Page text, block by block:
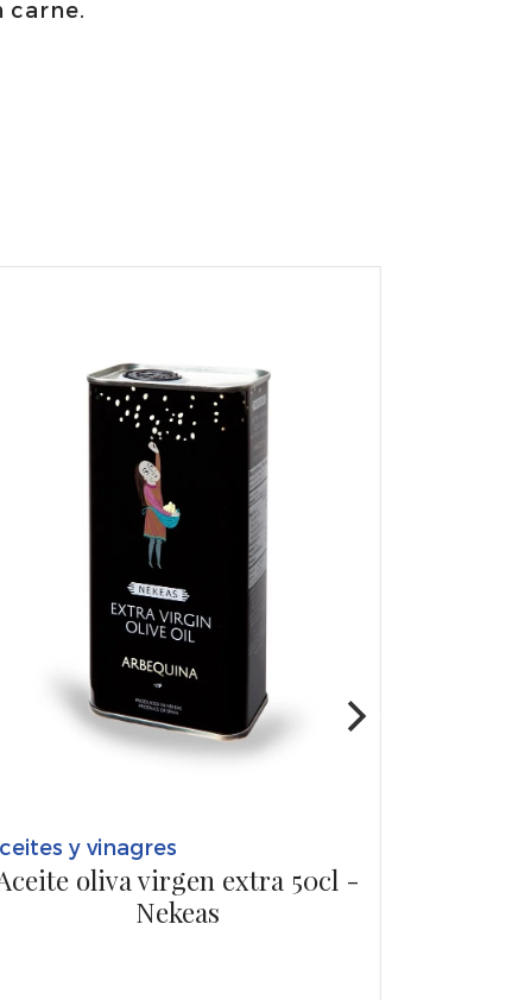
y vinagres
oliva virgen extra 50cl -
Nekeas